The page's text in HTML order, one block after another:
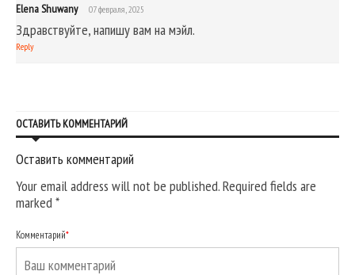
Elena Shuwany 07 февраля, 2025
Здравствуйте, напишу вам на мэйл.
Reply
ОСТАВИТЬ КОММЕНТАРИЙ
Оставить комментарий
Your email address will not be published. Required fields are
marked*
Комментарий*